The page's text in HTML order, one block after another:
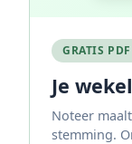
GRATIS
Je
Noteer
stemming.